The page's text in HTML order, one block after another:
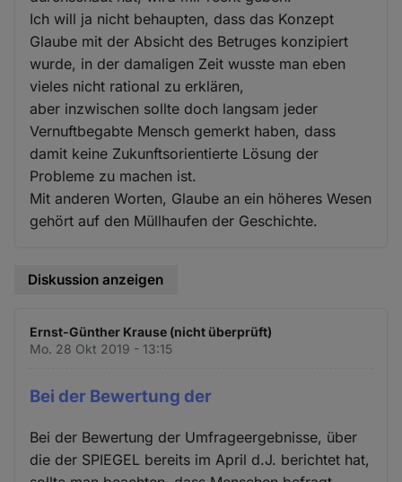
Ich will ja nicht behaupten, dass das Konzept
Glaube mit der Absicht des Betruges konzipiert
wurde, in der damaligen Zeit wusste man eben
vieles nicht rational zu erklären,
aber inzwischen sollte doch langsam jeder
Vernuftbegabte Mensch gemerkt haben, dass
damit keine Zukunftsorientierte Lösung der
Probleme zu machen ist.
Mit anderen Worten, Glaube an ein höheres Wesen
gehört auf den Müllhaufen der Geschichte.
Diskussion anzeigen
Ernst-Günther Krause (nicht überprüft)
Mo. 28 Okt 2019 - 13:15
Bei der Bewertung der
Bei der Bewertung der Umfrageergebnisse, über
die der SPIEGEL bereits im April d.J. berichtet hat,